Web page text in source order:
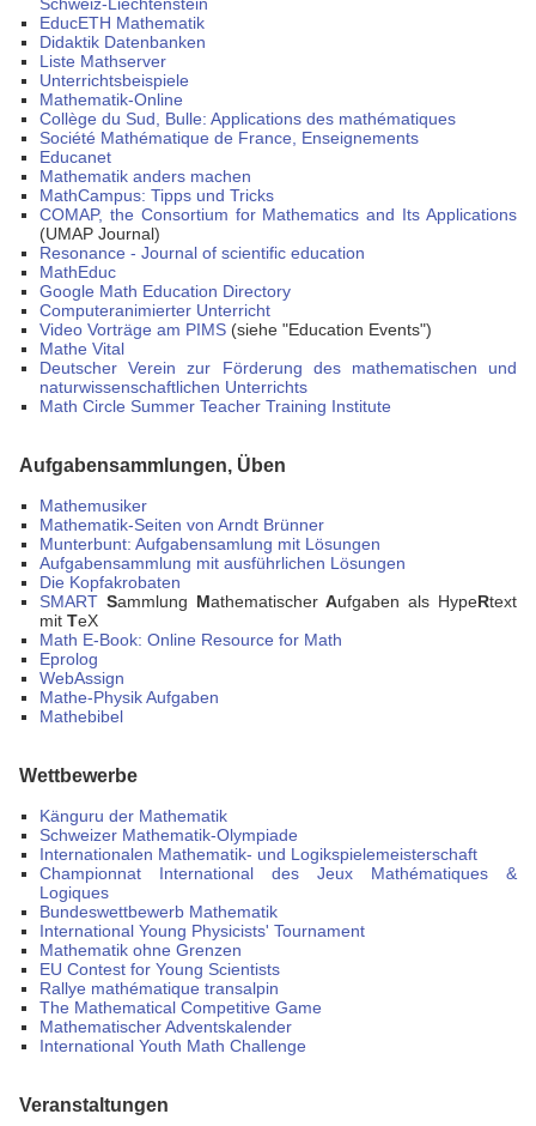
EducETH Mathematik
Didaktik Datenbanken
Liste Mathserver
Unterrichtsbeispiele
Mathematik-Online
Collège du Sud, Bulle: Applications des mathématiques
Société Mathématique de France, Enseignements
Educanet
Mathematik anders machen
MathCampus: Tipps und Tricks
COMAP, the Consortium for Mathematics and Its Applications
(UMAP Journal)
Resonance - Journal of scientific education
MathEduc
Google Math Education Directory
Computeranimierter Unterricht
Video Vorträge am PIMS (siehe "Education Events")
Mathe Vital
Deutscher Verein zur Förderung des mathematischen und
naturwissenschaftlichen Unterrichts
Math Circle Summer Teacher Training Institute
Aufgabensammlungen, Üben
Mathemusiker
Mathematik-Seiten von Arndt Brünner
Munterbunt: Aufgabensamlung mit Lösungen
Aufgabensammlung mit ausführlichen Lösungen
Die Kopfakrobaten
SMART Sammlung MathematischerAufgaben als HypeRtext
mit TeX
Math E-Book: Online Resource for Math
Eprolog
WebAssign
Mathe-Physik Aufgaben
Mathebibel
Wettbewerbe
Känguru der Mathematik
Schweizer Mathematik-Olympiade
Internationalen Mathematik- und Logikspielemeisterschaft
Championnat International des Jeux Mathématiques &
Logiques
Bundeswettbewerb Mathematik
International Young Physicists' Tournament
Mathematik ohne Grenzen
EU Contest for Young Scientists
Rallye mathématique transalpin
The Mathematical Competitive Game
Mathematischer Adventskalender
International Youth Math Challenge
Veranstaltungen